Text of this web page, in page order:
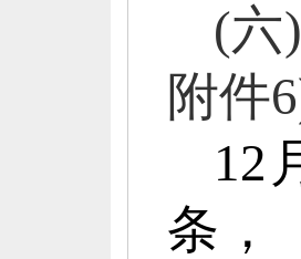
(六
附件6
12
条，